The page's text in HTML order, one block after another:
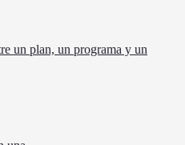
un plan, un programa y un